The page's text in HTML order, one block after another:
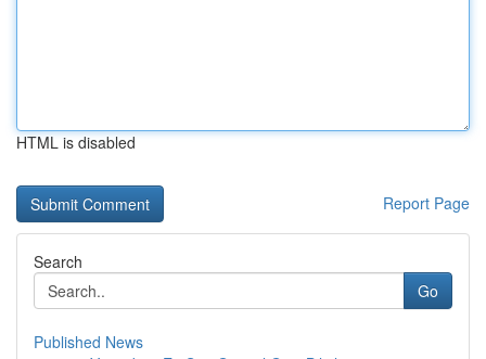
HTML is disabled
Report Page
Search
Go
Published News